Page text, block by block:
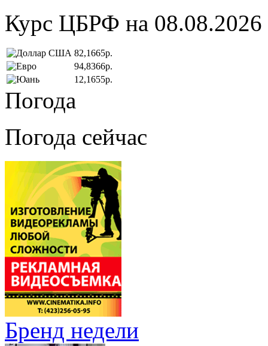
Курс ЦБРФ на 08.08.2026
82,1665р.
94,8366р.
12,1655р.
Погода
Погода сейчас
Бренд недели